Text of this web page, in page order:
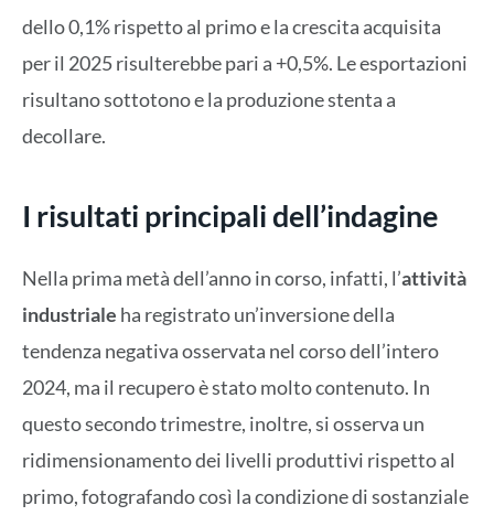
dello 0,1% rispetto al primo e la crescita acquisita
per il 2025 risulterebbe pari a +0,5%. Le esportazioni
risultano sottotono e la produzione stenta a
decollare.
I risultati principali dell’indagine
Nella prima metà dell’anno in corso, infatti, l’attività
industriale ha registrato un’inversione della
tendenza negativa osservata nel corso dell’intero
2024, ma il recupero è stato molto contenuto. In
questo secondo trimestre, inoltre, si osserva un
ridimensionamento dei livelli produttivi rispetto al
primo, fotografando così la condizione di sostanziale